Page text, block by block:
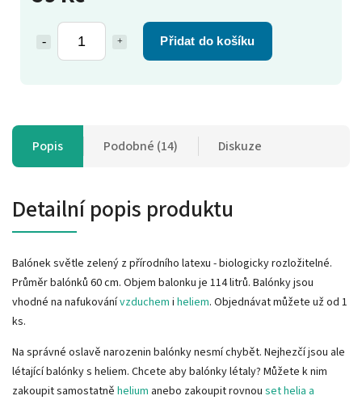
Přidat do košíku
Popis Podobné (14) Diskuze
Detailní popis produktu
Balónek světle zelený z přírodního latexu - biologicky rozložitelné.
Průměr balónků 60 cm. Objem balonku je 114 litrů. Balónky jsou
vhodné na nafukovánívzduchem i heliem. Objednávat můžete už od 1
ks.
Na správné oslavě narozenin balónky nesmí chybět. Nejhezčí jsou ale
létající balónky s heliem. Chcete aby balónky létaly? Můžete k nim
zakoupit samostatně helium anebo zakoupit rovnou set helia a